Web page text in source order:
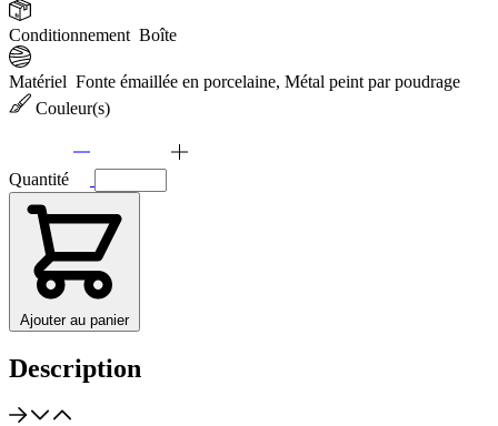
Conditionnement Boîte
Matériel Fonte émaillée en porcelaine, Métal peint par poudrage
Couleur(s)
Quantité
Ajouter au panier
Description